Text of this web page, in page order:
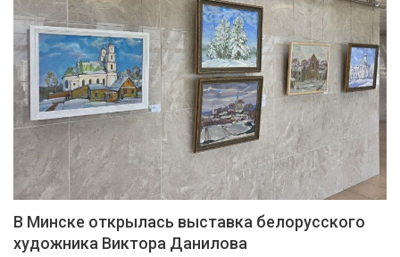
В Минске открылась выставка белорусского
художника Виктора Данилова